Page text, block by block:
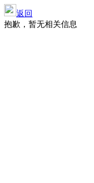
返回
抱歉，暂无相关信息